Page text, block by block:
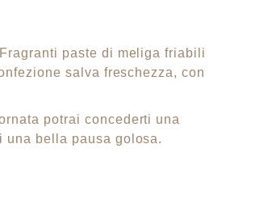
paste di meliga friabili
salva freschezza, con
potrai concederti una
una bella pausa golosa.